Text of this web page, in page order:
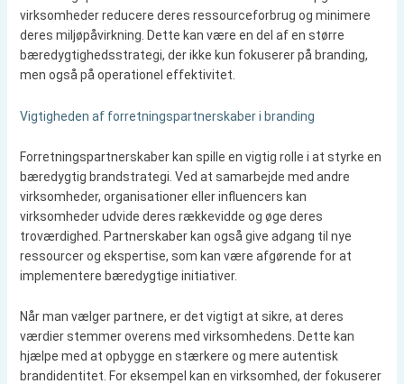
virksomheder reducere deres ressourceforbrug og minimere
deres miljøpåvirkning. Dette kan være en del af en større
bæredygtighedsstrategi, der ikke kun fokuserer på branding,
men også på operationel effektivitet.
Vigtigheden af forretningspartnerskaber i branding
Forretningspartnerskaber kan spille en vigtig rolle i at styrke en
bæredygtig brandstrategi. Ved at samarbejde med andre
virksomheder, organisationer eller influencers kan
virksomheder udvide deres rækkevidde og øge deres
troværdighed. Partnerskaber kan også give adgang til nye
ressourcer og ekspertise, som kan være afgørende for at
implementere bæredygtige initiativer.
Når man vælger partnere, er det vigtigt at sikre, at deres
værdier stemmer overens med virksomhedens. Dette kan
hjælpe med at opbygge en stærkere og mere autentisk
brandidentitet. For eksempel kan en virksomhed, der fokuserer